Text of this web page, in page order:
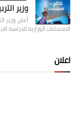
وزير
أعلن وزير
الامتحانات الوزارية للدراسة
اعلان